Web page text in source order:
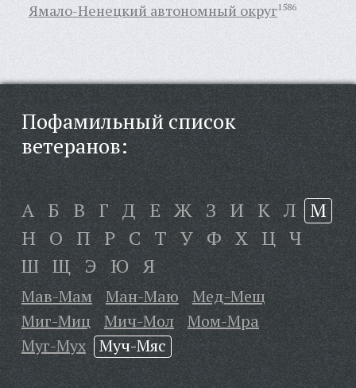
Ямало-Ненецкий автономный округ1586
Пофамильный список
ветеранов:
А Б В Г Д Е Ж З И К Л М
Н О П Р С Т У Ф Х Ц Ч
Ш Щ Э Ю Я
Мав-Мам Ман-Маю
Мед-Мещ
Миг-Миц
Мич-Мол
Мом-Мра
Муг-Мух
Муч-Мяс